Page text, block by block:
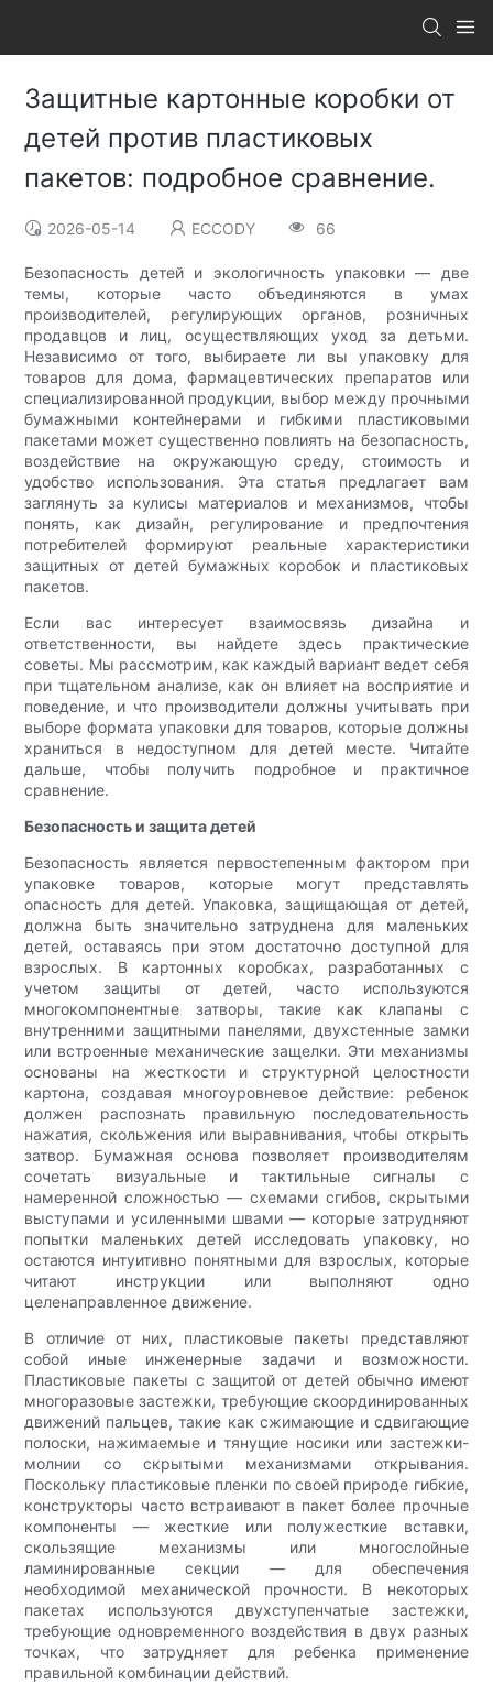
Защитные картонные коробки от
детей против пластиковых
пакетов: подробное сравнение.
2026-05-14 ECCODY 66
Безопасность детей и экологичность упаковки — две
темы, которые часто объединяются в умах
производителей, регулирующих органов, розничных
продавцов и лиц, осуществляющих уход за детьми.
Независимо от того, выбираете ли вы упаковку для
товаров для дома, фармацевтических препаратов или
специализированной продукции, выбор между прочными
бумажными контейнерами и гибкими пластиковыми
пакетами может существенно повлиять на безопасность,
воздействие на окружающую среду, стоимость и
удобство использования. Эта статья предлагает вам
заглянуть за кулисы материалов и механизмов, чтобы
понять, как дизайн, регулирование и предпочтения
потребителей формируют реальные характеристики
защитных от детей бумажных коробок и пластиковых
пакетов.
Если вас интересует взаимосвязь дизайна и
ответственности, вы найдете здесь практические
советы. Мы рассмотрим, как каждый вариант ведет себя
при тщательном анализе, как он влияет на восприятие и
поведение, и что производители должны учитывать при
выборе формата упаковки для товаров, которые должны
храниться в недоступном для детей месте. Читайте
дальше, чтобы получить подробное и практичное
сравнение.
Безопасность и защита детей
Безопасность является первостепенным фактором при
упаковке товаров, которые могут представлять
опасность для детей. Упаковка, защищающая от детей,
должна быть значительно затруднена для маленьких
детей, оставаясь при этом достаточно доступной для
взрослых. В картонных коробках, разработанных с
учетом защиты от детей, часто используются
многокомпонентные затворы, такие как клапаны с
внутренними защитными панелями, двухстенные замки
или встроенные механические защелки. Эти механизмы
основаны на жесткости и структурной целостности
картона, создавая многоуровневое действие: ребенок
должен распознать правильную последовательность
нажатия, скольжения или выравнивания, чтобы открыть
затвор. Бумажная основа позволяет производителям
сочетать визуальные и тактильные сигналы с
намеренной сложностью — схемами сгибов, скрытыми
выступами и усиленными швами — которые затрудняют
попытки маленьких детей исследовать упаковку, но
остаются интуитивно понятными для взрослых, которые
читают инструкции или выполняют одно
целенаправленное движение.
В отличие от них, пластиковые пакеты представляют
собой иные инженерные задачи и возможности.
Пластиковые пакеты с защитой от детей обычно имеют
многоразовые застежки, требующие скоординированных
движений пальцев, такие как сжимающие и сдвигающие
полоски, нажимаемые и тянущие носики или застежки-
молнии со скрытыми механизмами открывания.
Поскольку пластиковые пленки по своей природе гибкие,
конструкторы часто встраивают в пакет более прочные
компоненты — жесткие или полужесткие вставки,
скользящие механизмы или многослойные
ламинированные секции — для обеспечения
необходимой механической прочности. В некоторых
пакетах используются двухступенчатые застежки,
требующие одновременного воздействия в двух разных
точках, что затрудняет для ребенка применение
правильной комбинации действий.